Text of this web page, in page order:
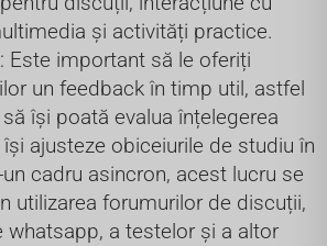
și activități practice.
: Este important să le oferiți
un feedback în timp util, astfel
își poată evalua înțelegerea
ajusteze obiceiurile de studiu în
cadru asincron, acest lucru se
utilizarea forumurilor de discuții,
whatsapp, a testelor și a altor